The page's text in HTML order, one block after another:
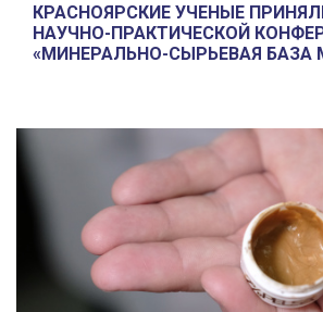
КРАСНОЯРСКИЕ УЧЕНЫЕ
НАУЧНО-ПРАКТИЧЕСКОЙ
«МИНЕРАЛЬНО-СЫРЬЕВАЯ БАЗА